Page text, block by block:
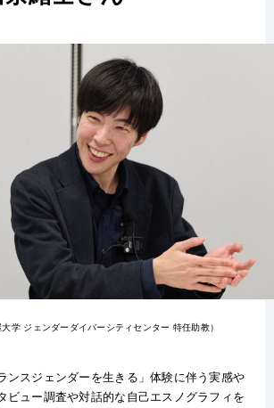
学 ジェンダーダイバーシティセンター 特任助教）
ンスジェンダーを生きる」体験に伴う実感や
ビュー調査や対話的な自己エスノグラフィを